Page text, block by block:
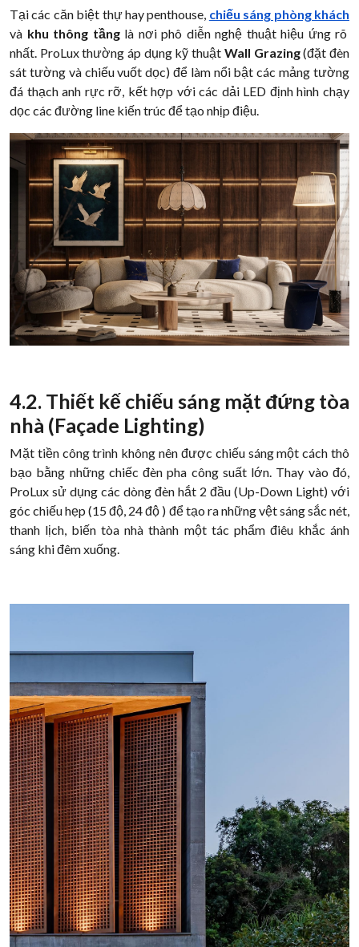
Tại các căn biệt thự hay penthouse, chiếu sáng phòng khách
và khu thông tầnglà nơi phô diễn nghệ thuật hiệu ứng rõ
nhất. ProLux thường áp dụng kỹ thuật Wall Grazing(đặt đèn
sát tường và chiếu vuốt dọc) để làm nổi bật các mảng tường
đá thạch anh rực rỡ, kết hợp với các dải LED định hình chạy
dọc các đường line kiến trúc để tạo nhịp điệu.
4.2. Thiết kế chiếu sáng mặt đứng tòa
nhà (Façade Lighting)
Mặt tiền công trình không nên được chiếu sáng một cách thô
bạo bằng những chiếc đèn pha công suất lớn. Thay vào đó,
ProLux sử dụng các dòng đèn hắt 2 đầu (Up-Down Light) với
góc chiếu hẹp (15 độ, 24 độ ) để tạo ra những vệt sáng sắc nét,
thanh lịch, biến tòa nhà thành một tác phẩm điêu khắc ánh
sáng khi đêm xuống.